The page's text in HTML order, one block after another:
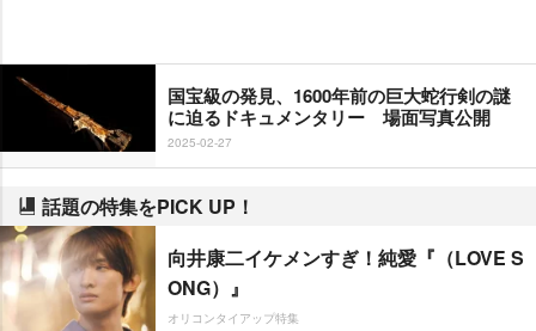
国宝級の発見、1600年前の巨大蛇行剣の謎
に迫るドキュメンタリー 場面写真公開
2025-02-27
話題の特集をPICK UP！
向井康二イケメンすぎ！純愛『（LOVE S
ONG）』
オリコンタイアップ特集